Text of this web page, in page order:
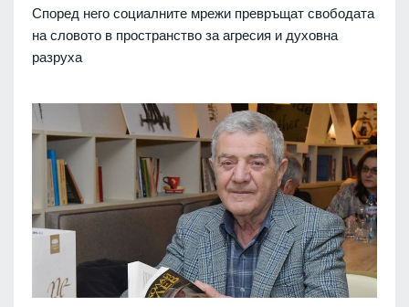
Според него социалните мрежи превръщат свободата
на словото в пространство за агресия и духовна
разруха